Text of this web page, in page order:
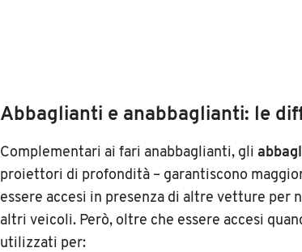
Abbaglianti e anabbaglianti: le
Complementari ai fari anabbaglianti, gli
proiettori di profondità – garantiscono
essere accesi in presenza di altre vetture per
altri veicoli. Però, oltre che essere accesi
utilizzati per: